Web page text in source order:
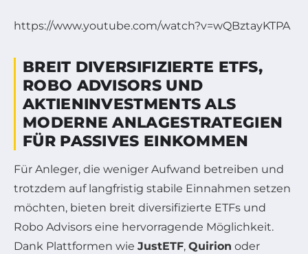
https://www.youtube.com/watch?v=wQBztayKTPA
BREIT DIVERSIFIZIERTE ETFS,
ROBO ADVISORS UND
AKTIENINVESTMENTS ALS
MODERNE ANLAGESTRATEGIEN
FÜR PASSIVES EINKOMMEN
Für Anleger, die weniger Aufwand betreiben und
trotzdem auf langfristig stabile Einnahmen setzen
möchten, bieten breit diversifizierte ETFs und
Robo Advisors eine hervorragende Möglichkeit.
Dank Plattformen wie JustETF, Quirion oder